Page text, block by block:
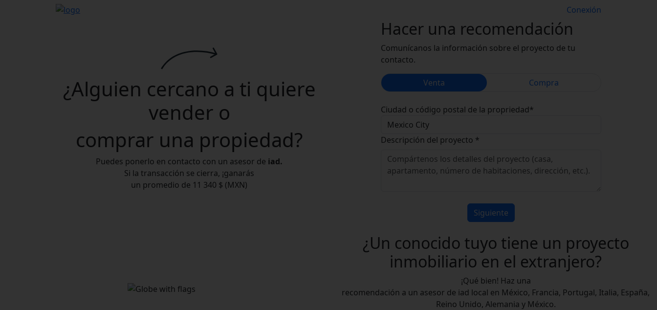
Conexión
¿Alguien cercano a ti quiere
vender o
comprar una propiedad?
Puedes ponerlo en contacto con un asesor de iad.
Si la transacción se cierra, ¡ganarás
un promedio de 11 340 $ (MXN)
Hacer una recomendación
Comunícanos la información sobre el proyecto de tu
contacto.
Venta Compra
Ciudad o código postal de la propriedad*
Descripción del proyecto *
Siguiente
¿Un conocido tuyo tiene un proyecto
inmobiliario en el extranjero?
¡Qué bien! Haz una
recomendación a un asesor de iad local en México, Francia, Portugal, Italia, España,
Reino Unido, Alemania y México.